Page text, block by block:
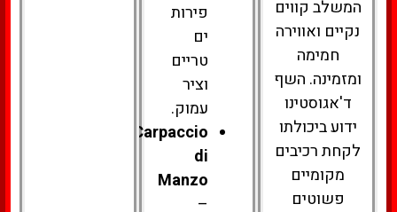
המשלב קווים
נקיים ואווירה
חמימה
ומזמינה. השף
ד'אגוסטינו
ידוע ביכולתו
לקחת רכיבים
מקומיים
פשוטים
פירות
ים
טריים
וציר
עמוק.
Carpaccio
di
Manzo
–